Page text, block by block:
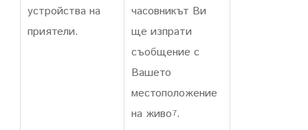
устройства на
приятели.
часовникът Ви
ще изпрати
съобщение с
Вашето
местоположение
на живо7.